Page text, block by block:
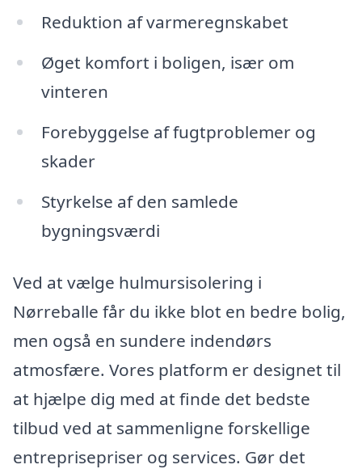
Reduktion af varmeregnskabet
Øget komfort i boligen, især om
vinteren
Forebyggelse af fugtproblemer og
skader
Styrkelse af den samlede
bygningsværdi
Ved at vælge hulmursisolering i
Nørreballe får du ikke blot en bedre bolig,
men også en sundere indendørs
atmosfære. Vores platform er designet til
at hjælpe dig med at finde det bedste
tilbud ved at sammenligne forskellige
entreprisepriser og services. Gør det